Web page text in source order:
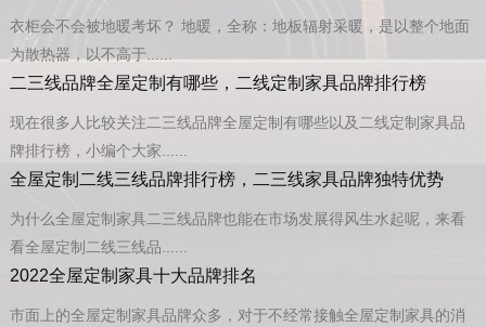
衣柜会不会被地暖考坏？ 地暖，全称：地板辐射采暖，是以整个地面
为散热器，以不高于......
二三线品牌全屋定制有哪些，二线定制家具品牌排行榜
现在很多人比较关注二三线品牌全屋定制有哪些以及二线定制家具品
牌排行榜，小编个大家......
全屋定制二线三线品牌排行榜，二三线家具品牌独特优势
为什么全屋定制家具二三线品牌也能在市场发展得风生水起呢，来看
看全屋定制二线三线品......
2022全屋定制家具十大品牌排名
市面上的全屋定制家具品牌众多，对于不经常接触全屋定制家具的消